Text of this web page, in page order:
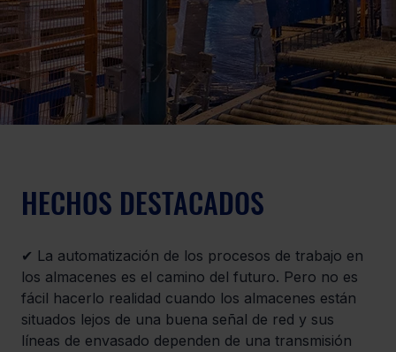
HECHOS DESTACADOS
✔ La automatización de los procesos de trabajo en
los almacenes es el camino del futuro. Pero no es
fácil hacerlo realidad cuando los almacenes están
situados lejos de una buena señal de red y sus
líneas de envasado dependen de una transmisión